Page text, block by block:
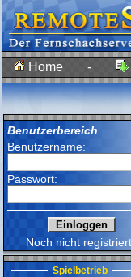
Home -
Benutzerbereich
Benutzername:
Passwort:
Noch nicht
Spielbetrieb